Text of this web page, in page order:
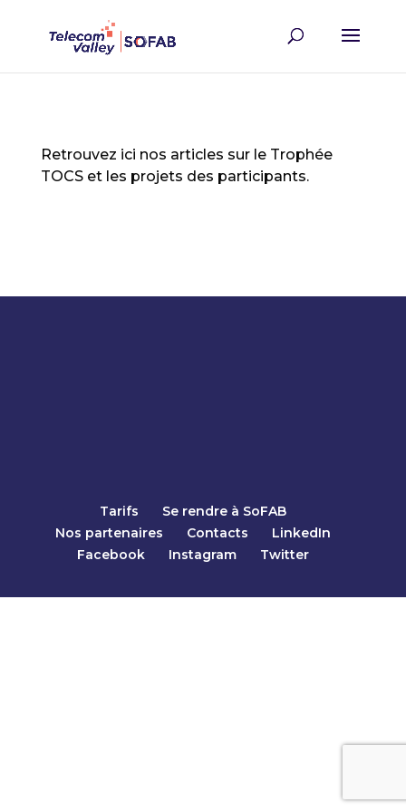
Retrouvez ici nos articles sur le Trophée
TOCS et les projets des participants.
Tarifs
Se rendre à SoFAB
Nos partenaires
Contacts
LinkedIn
Facebook
Instagram Twitter